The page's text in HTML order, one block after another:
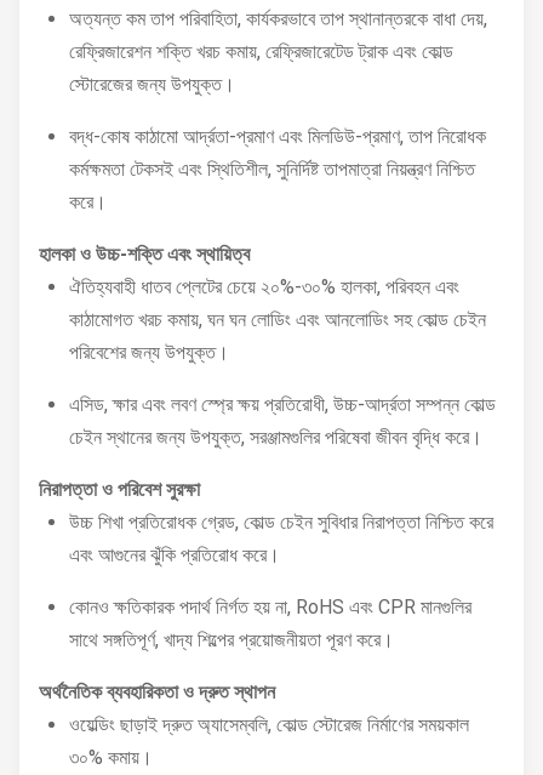
অত্যন্ত কম তাপ পরিবাহিতা, কার্যকরভাবে তাপ স্থানান্তরকে বাধা দেয়,
রেফ্রিজারেশন শক্তি খরচ কমায়, রেফ্রিজারেটেড ট্রাক এবং কোল্ড
স্টোরেজের জন্য উপযুক্ত।
বদ্ধ-কোষ কাঠামো আর্দ্রতা-প্রমাণ এবং মিলডিউ-প্রমাণ, তাপ নিরোধক
কর্মক্ষমতা টেকসই এবং স্থিতিশীল, সুনির্দিষ্ট তাপমাত্রা নিয়ন্ত্রণ নিশ্চিত
করে।
হালকা ও উচ্চ-শক্তি এবং স্থায়িত্ব
ঐতিহ্যবাহী ধাতব প্লেটের চেয়ে ২০%-৩০% হালকা, পরিবহন এবং
কাঠামোগত খরচ কমায়, ঘন ঘন লোডিং এবং আনলোডিং সহ কোল্ড চেইন
পরিবেশের জন্য উপযুক্ত।
এসিড, ক্ষার এবং লবণ স্প্রে ক্ষয় প্রতিরোধী, উচ্চ-আর্দ্রতা সম্পন্ন কোল্ড
চেইন স্থানের জন্য উপযুক্ত, সরঞ্জামগুলির পরিষেবা জীবন বৃদ্ধি করে।
নিরাপত্তা ও পরিবেশ সুরক্ষা
উচ্চ শিখা প্রতিরোধক গ্রেড, কোল্ড চেইন সুবিধার নিরাপত্তা নিশ্চিত করে
এবং আগুনের ঝুঁকি প্রতিরোধ করে।
কোনও ক্ষতিকারক পদার্থ নির্গত হয় না, RoHS এবং CPR মানগুলির
সাথে সঙ্গতিপূর্ণ, খাদ্য শিল্পের প্রয়োজনীয়তা পূরণ করে।
অর্থনৈতিক ব্যবহারিকতা ও দ্রুত স্থাপন
ওয়েল্ডিং ছাড়াই দ্রুত অ্যাসেম্বলি, কোল্ড স্টোরেজ নির্মাণের সময়কাল
৩০% কমায়।